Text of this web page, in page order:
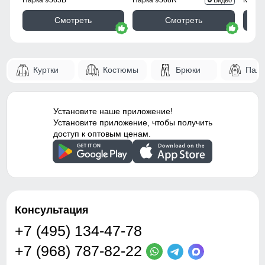
99
Воротник капюшон/косуха
Опции капюшона Не съемный
Внутренние швы Проклеены/Прошиты
Вид застежки Двойная молния
ветрозащита,
материал, дышащий
материал, с разрезом
Смотреть Смотреть
Куртки Костюмы Брюки
Установите наше приложение!
Установите приложение, чтобы получить
доступ к оптовым ценам.
Консультация
+7 (495) 134-47-78
+7 (968) 787-82-22